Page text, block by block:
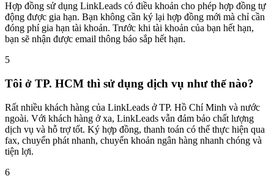
Hợp đồng sử dụng LinkLeads có điều khoản cho phép hợp đồng tự
động được gia hạn. Bạn không cần ký lại hợp đồng mới mà chỉ cần
đóng phí gia hạn tài khoản. Trước khi tài khoản của bạn hết hạn,
bạn sẽ nhận được email thông báo sắp hết hạn.
5
Tôi ở TP. HCM thì sử dụng dịch vụ như thế nào?
Rất nhiều khách hàng của LinkLeads ở TP. Hồ Chí Minh và nước
ngoài. Với khách hàng ở xa, LinkLeads vẫn đảm bảo chất lượng
dịch vụ và hỗ trợ tốt. Ký hợp đồng, thanh toán có thể thực hiện qua
fax, chuyển phát nhanh, chuyển khoản ngân hàng nhanh chóng và
tiện lợi.
6